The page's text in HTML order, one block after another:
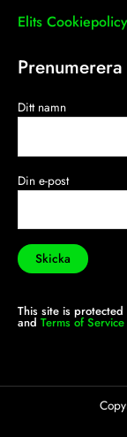
Elits
Ditt namn
Din e-post
This site is
and Terms of Service